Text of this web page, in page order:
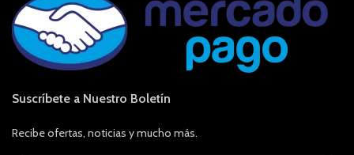
Suscríbete a Nuestro Boletín
Recibe ofertas, noticias y mucho más.